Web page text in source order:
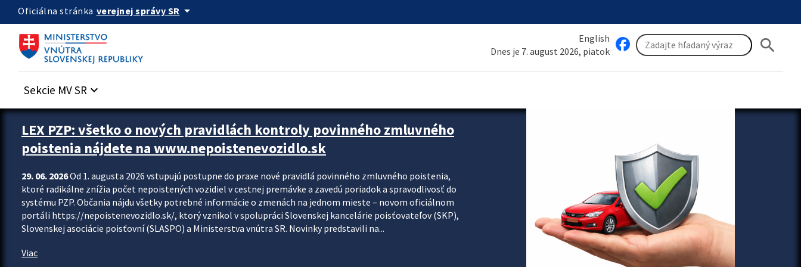
Preskocit na hlavný obsah
Oficiálna stránka verejnej správy SR arrow_drop_down
English
Dnes je 7. august 2026, piatok
search
Sekcie MV SR keyboard_arrow_down
Zastavit automatický posun upútavok
LEX PZP: všetko o nových pravidlách kontroly povinného zmluvného
poistenia nájdete na www.nepoistenevozidlo.sk
29. 06. 2026Od 1. augusta 2026 vstupujú postupne do praxe nové pravidlá povinného zmluvného poistenia,
ktoré radikálne znížia počet nepoistených vozidiel v cestnej premávke a zavedú poriadok a spravodlivosť do
systému PZP. Občania nájdu všetky potrebné informácie o zmenách na jednom mieste – novom oficiálnom
portáli https://nepoistenevozidlo.sk/, ktorý vznikol v spolupráci Slovenskej kancelárie poisťovateľov (SKP),
Slovenskej asociácie poisťovní (SLASPO) a Ministerstva vnútra SR. Novinky predstavili na...
Viac